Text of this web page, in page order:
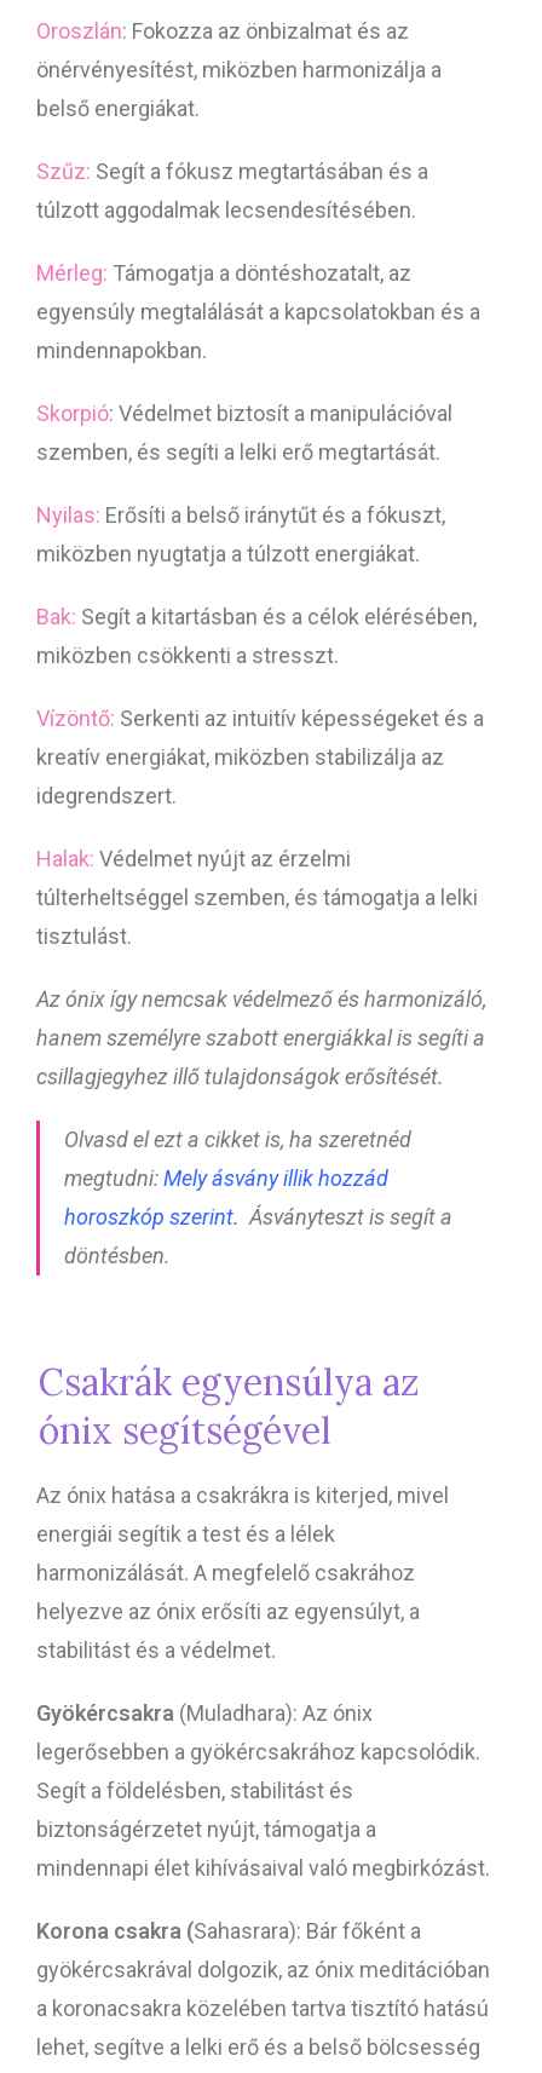
Oroszlán: Fokozza az önbizalmat és az
önérvényesítést, miközben harmonizálja a
belső energiákat.
Szűz: Segít a fókusz megtartásában és a
túlzott aggodalmak lecsendesítésében.
Mérleg: Támogatja a döntéshozatalt, az
egyensúly megtalálását a kapcsolatokban és a
mindennapokban.
Skorpió: Védelmet biztosít a manipulációval
szemben, és segíti a lelki erő megtartását.
Nyilas: Erősíti a belső iránytűt és a fókuszt,
miközben nyugtatja a túlzott energiákat.
Bak: Segít a kitartásban és a célok elérésében,
miközben csökkenti a stresszt.
Vízöntő: Serkenti az intuitív képességeket és a
kreatív energiákat, miközben stabilizálja az
idegrendszert.
Halak: Védelmet nyújt az érzelmi
túlterheltséggel szemben, és támogatja a lelki
tisztulást.
Az ónix így nemcsak védelmező és harmonizáló,
hanem személyre szabott energiákkal is segíti a
csillagjegyhez illő tulajdonságok erősítését.
Olvasd el ezt a cikket is, ha szeretnéd
megtudni:Mely ásvány illik hozzád
horoszkóp szerint. Ásványteszt is segít a
döntésben.
Csakrák egyensúlya az
ónix segítségével
Az ónix hatása a csakrákra is kiterjed, mivel
energiái segítik a test és a lélek
harmonizálását. A megfelelő csakrához
helyezve az ónix erősíti az egyensúlyt, a
stabilitást és a védelmet.
Gyökércsakra (Muladhara): Az ónix
legerősebben a gyökércsakrához kapcsolódik.
Segít a földelésben, stabilitást és
biztonságérzetet nyújt, támogatja a
mindennapi élet kihívásaival való megbirkózást.
Korona csakra (Sahasrara): Bár főként a
gyökércsakrával dolgozik, az ónix meditációban
a koronacsakra közelében tartva tisztító hatású
lehet, segítve a lelki erő és a belső bölcsesség